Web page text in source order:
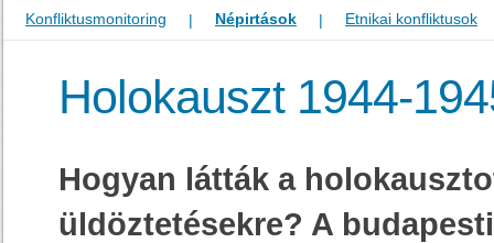
Konfliktusmonitoring | Népirtások | Etnikai konfliktusok
Holokauszt 1944-
Hogyan látták a
üldöztetésekre? A